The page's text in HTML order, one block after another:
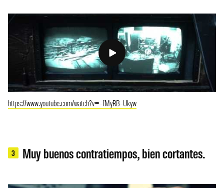
https://www.youtube.com/watch?v=-fMyRB-Ukyw
3 Muy buenos contratiempos, bien cortantes.